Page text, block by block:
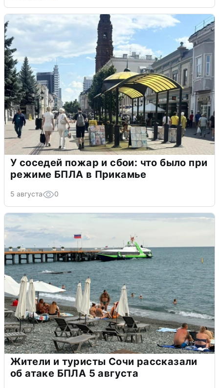
У соседей пожар и сбои: что было при
режиме БПЛА в Прикамье
5 августа 0
Жители и туристы Сочи рассказали
об атаке БПЛА 5 августа